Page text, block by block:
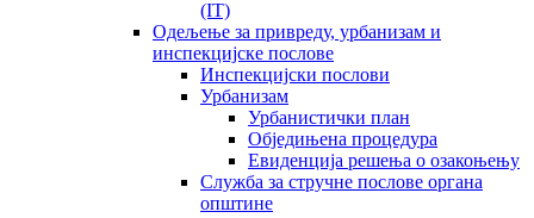
(IT)
Одељење за привреду, урбанизам и
инспекцијске послове
Инспекцијски послови
Урбанизам
Урбанистички план
Обједињена процедура
Евиденција решења о озакоњењу
Служба за стручне послове органа
општине